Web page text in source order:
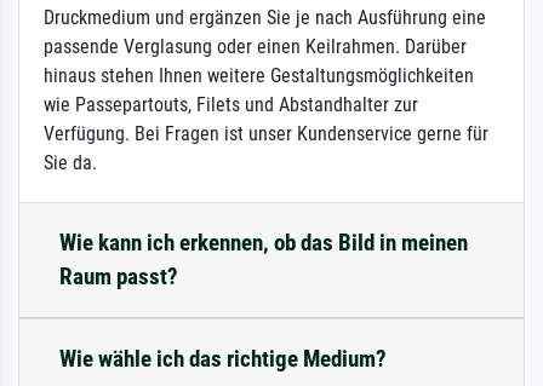
Druckmedium und ergänzen Sie je nach Ausführung eine
passende Verglasung oder einen Keilrahmen. Darüber
hinaus stehen Ihnen weitere Gestaltungsmöglichkeiten
wie Passepartouts, Filets und Abstandhalter zur
Verfügung. Bei Fragen ist unser Kundenservice gerne für
Sie da.
Wie kann ich erkennen, ob das Bild in meinen
Raum passt?
Wie wähle ich das richtige Medium?